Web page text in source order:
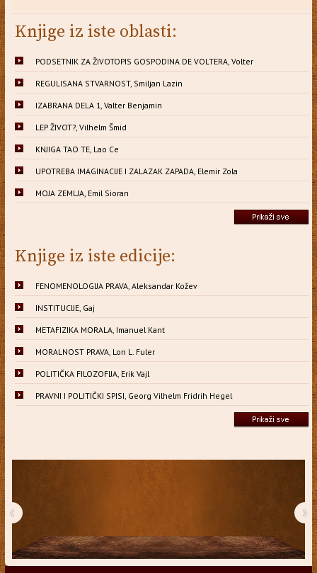
Knjige iz iste oblasti:
PODSETNIK ZA ŽIVOTOPIS GOSPODINA DE VOLTERA, Volter
REGULISANA STVARNOST, Smiljan Lazin
IZABRANA DELA 1, Valter Benjamin
LEP ŽIVOT?, Vilhelm Šmid
KNJIGA TAO TE, Lao Ce
UPOTREBA IMAGINACIJE I ZALAZAK ZAPADA, Elemir Zola
MOJA ZEMLJA, Emil Sioran
Knjige iz iste edicije:
FENOMENOLOGIJA PRAVA, Aleksandar Kožev
INSTITUCIJE, Gaj
METAFIZIKA MORALA, Imanuel Kant
MORALNOST PRAVA, Lon L. Fuler
POLITIČKA FILOZOFIJA, Erik Vajl
PRAVNI I POLITIČKI SPISI, Georg Vilhelm Fridrih Hegel
‹ ›